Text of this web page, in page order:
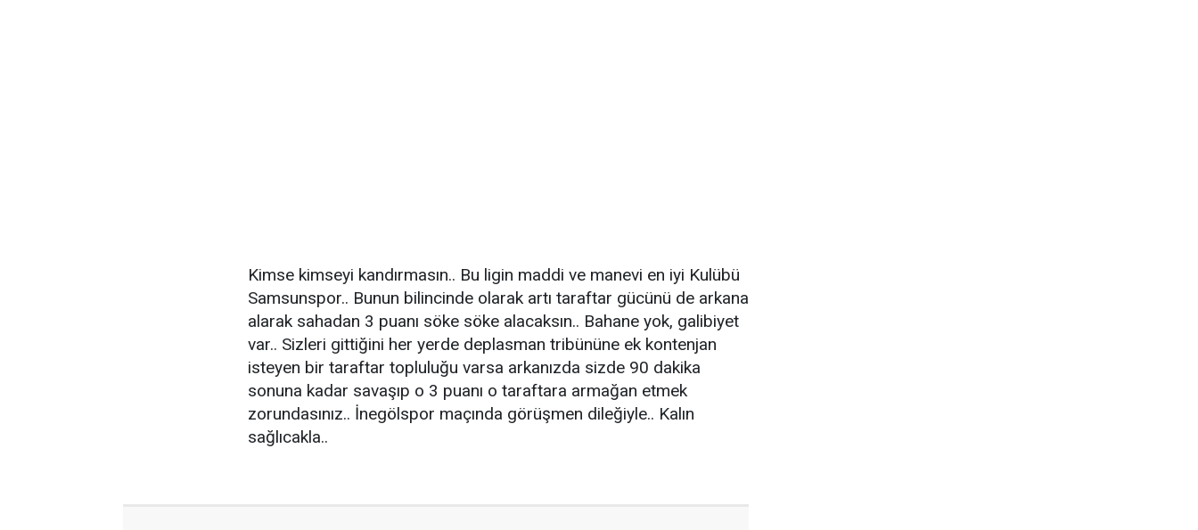
Kimse kimseyi kandırmasın.. Bu ligin maddi ve manevi en iyi Kulübü
Samsunspor.. Bunun bilincinde olarak artı taraftar gücünü de arkana
alarak sahadan 3 puanı söke söke alacaksın.. Bahane yok, galibiyet
var.. Sizleri gittiğini her yerde deplasman tribününe ek kontenjan
isteyen bir taraftar topluluğu varsa arkanızda sizde 90 dakika
sonuna kadar savaşıp o 3 puanı o taraftara armağan etmek
zorundasınız.. İnegölspor maçında görüşmen dileğiyle.. Kalın
sağlıcakla..